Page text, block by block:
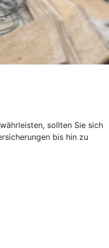
sollten Sie sich
bis hin zu